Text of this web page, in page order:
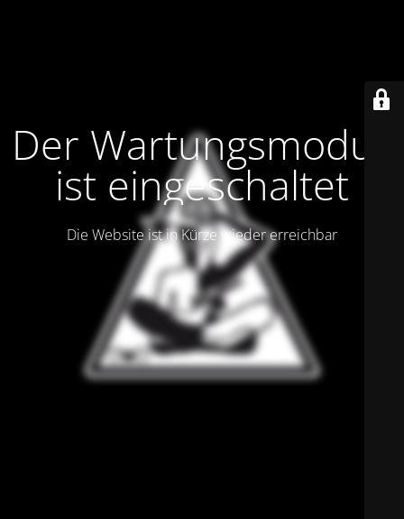
Der Wartungsmodus
ist eingeschaltet
Die Website ist in Kürze wieder erreichbar